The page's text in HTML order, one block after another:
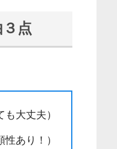
点
大丈夫）
あり！）